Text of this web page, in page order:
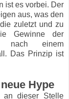
ist es vorbei. Der
aus, was den
zuletzt und zu
Gewinne der
nach einem
Das Prinzip ist
Hype
an dieser Stelle